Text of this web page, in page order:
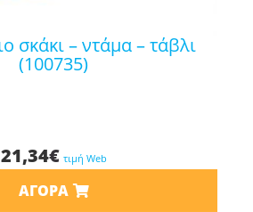
(100735)
21,34€ τιμή Web
ΑΓΟΡΆ